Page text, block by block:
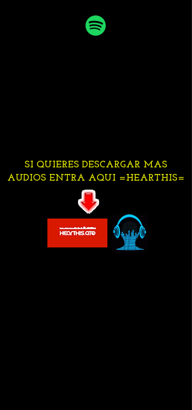
SI QUIERES DESCARGAR MAS
AUDIOS ENTRA AQUI =HEARTHIS=